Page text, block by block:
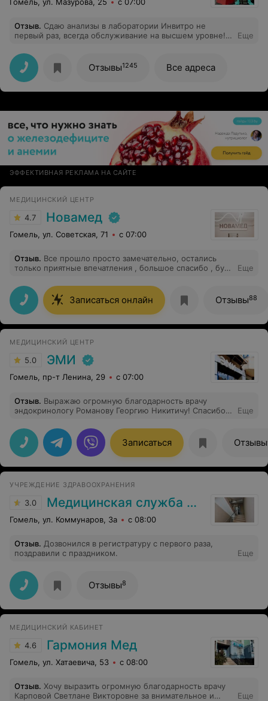
Отзыв. Сдаю анализы в лаборатории Инвитро не
первый раз, всегда обслуживание на высшем уровне!
кровь, обращают внимание на самочувствие. Если есть
вопросы, всегда подскажут, расскажут, и помогут
разобраться! Еще и вкусным кофе угостят)
Еще
Отзывы1245 Все адреса
ЭФФЕКТИВНАЯ РЕКЛАМА НА САЙТЕ
МЕДИЦИНСКИЙ ЦЕНТР
4.7 Новамед
Гомель, ул. Советская, 71 с 07:00
Отзыв. Все прошло просто замечательно, остались
только приятные впечатления , большое спасибо , буду
Еще
Записаться онлайн Отзывы88
МЕДИЦИНСКИЙ ЦЕНТР
5.0 ЭМИ
Гомель, пр-т Ленина, 29 с 07:00
Отзыв. Выражаю огромную благодарность врачу
эндокринологу Романову Георгию Никитичу! Спасибо
индивидуальный подход, чуткость и внимательность,
умение доступно объяснять сложные медицинские
термины! Хочу отметить комфортную атмосферу,
вежливых медицинских работников мед. центра ЭМИ!
Впечатления только положительные!
Еще
Записаться Отзывы
УЧРЕЖДЕНИЕ ЗДРАВООХРАНЕНИЯ
3.0 Медицинская служба ДФиТ МВД по Гомельской области
Гомель, ул. Коммунаров, 3а с 08:00
Отзыв. Дозвонился в регистратуру с первого раза,
поздравили с праздником.
Еще
Отзывы8
МЕДИЦИНСКИЙ КАБИНЕТ
4.6 Гармония Мед
Гомель, ул. Хатаевича, 53 с 08:00
Отзыв. Хочу выразить огромную благодарность врачу
Карповой Светлане Викторовне за внимательное и
Еще